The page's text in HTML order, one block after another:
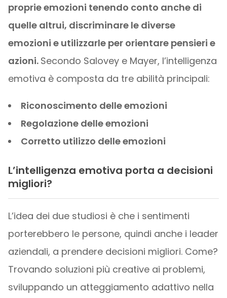
proprie emozioni tenendo conto anche di
quelle altrui, discriminare le diverse
emozioni e utilizzarle per orientare pensieri e
azioni. Secondo Salovey e Mayer, l’intelligenza
emotiva è composta da tre abilità principali:
Riconoscimento delle emozioni
Regolazione delle emozioni
Corretto utilizzo delle emozioni
L’intelligenza emotiva porta a decisioni
migliori?
L’idea dei due studiosi è che i sentimenti
porterebbero le persone, quindi anche i leader
aziendali, a prendere decisioni migliori. Come?
Trovando soluzioni più creative ai problemi,
sviluppando un atteggiamento adattivo nella